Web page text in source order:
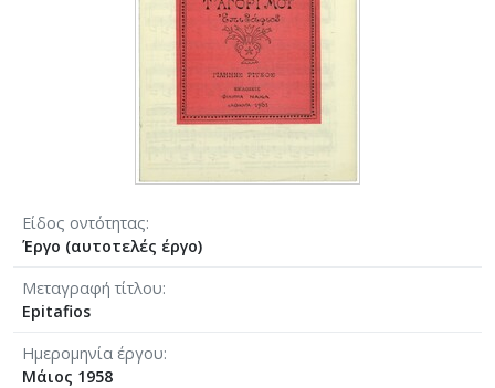
Είδος οντότητας
Έργο (αυτοτελές έργο)
Μεταγραφή τίτλου
Epitafios
Ημερομηνία έργου
Μάιος 1958